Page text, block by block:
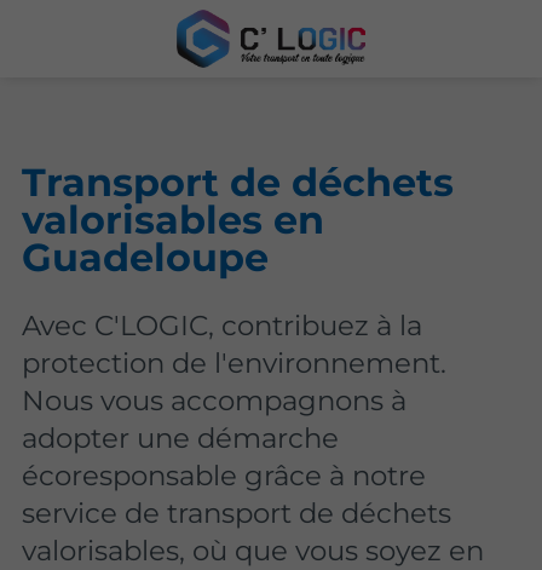
Transport de déchets
valorisables en
Guadeloupe
Avec C'LOGIC, contribuez à la
protection de l'environnement.
Nous vous accompagnons à
adopter une démarche
écoresponsable grâce à notre
service de transport de déchets
valorisables, où que vous soyez en